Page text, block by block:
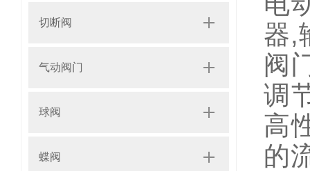
切断阀
气动阀门
球阀
蝶阀
器,
阀
调
高
的